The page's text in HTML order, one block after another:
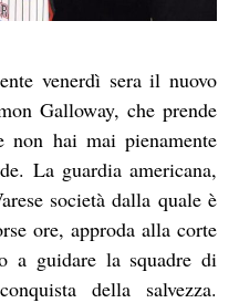
venerdì sera il nuovo
Galloway, che prende
hai mai pienamente
La guardia americana,
società dalla quale è
ore, approda alla corte
a guidare la squadre di
della salvezza.